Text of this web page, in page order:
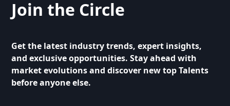
Join the Circle
Get the latest industry trends, expert insights,
and exclusive opportunities. Stay ahead with
market evolutions and discover new top Talents
before anyone else.